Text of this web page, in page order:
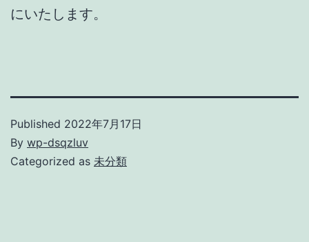
にいたします。
Published 2022年7月17日
By wp-dsqzluv
Categorized as 未分類